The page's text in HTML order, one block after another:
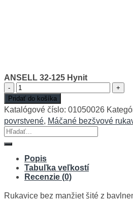
ANSELL 32-125 Hynit
množstvo
ANSELL
32-
125
Hynit
Pridať do košíka
Katalógové číslo: 01050026
povrstvené, Máčané bezšvové
Hľadať:
Popis
Tabuľka veľkostí
Recenzie (0)
Rukavice bez manžiet šité z